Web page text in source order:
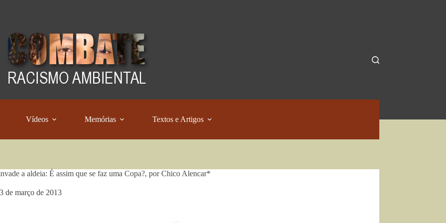
Vídeos Memórias Textos e Artigos
a aldeia: É assim que se faz uma Copa?, por Chico Alencar*
de março de 2013